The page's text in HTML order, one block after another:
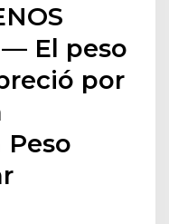
El peso
por